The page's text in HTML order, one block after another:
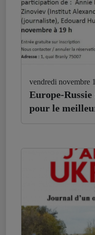
vendredi novembre
Europe-Russie
pour le